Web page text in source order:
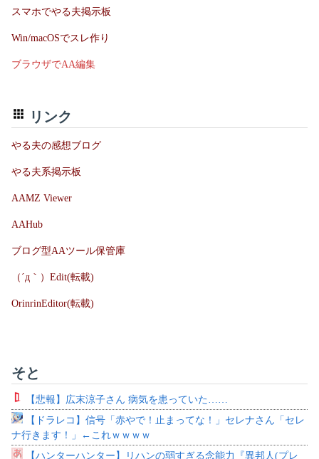
スマホでやる夫掲示板
Win/macOSでスレ作り
ブラウザでAA編集
リンク
やる夫の感想ブログ
やる夫系掲示板
AAMZ Viewer
AAHub
ブログ型AAツール保管庫
（´д｀）Edit(転載)
OrinrinEditor(転載)
そと
【悲報】広末涼子さん 病気を患っていた……
【ドラレコ】信号「赤やで！止まってな！」セレナさん「セレ
ナ行きます！」←これｗｗｗｗ
【ハンターハンター】リハンの弱すぎる念能力『異邦人(プレ